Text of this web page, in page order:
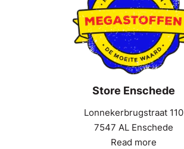
Store Enschede
Lonnekerbrugstraat 110
7547 AL Enschede
Read more